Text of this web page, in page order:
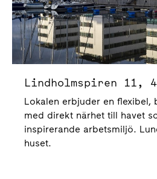
Lokalen erbjuder en flexibel,
med direkt närhet till havet
inspirerande arbetsmiljö.
huset.